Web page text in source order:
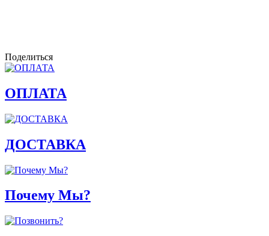
Поделиться
ОПЛАТА
ДОСТАВКА
Почему Мы?